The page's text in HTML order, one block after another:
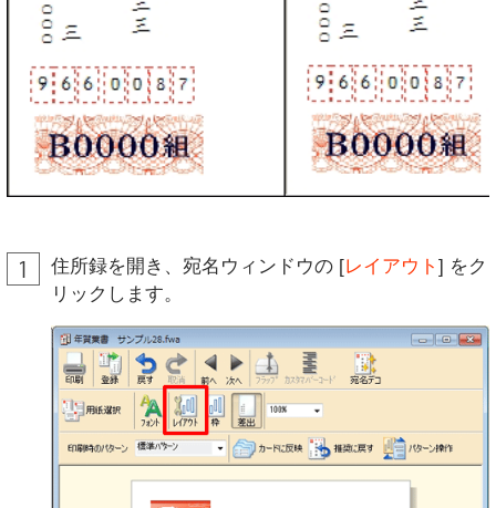
住所録を開き、宛名ウィンドウの [レイアウト ] をク
リックします。